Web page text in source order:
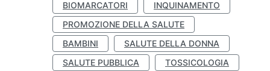
BIOMARCATORI
INQUINAMENTO
PROMOZIONE DELLA SALUTE
BAMBINI
SALUTE DELLA DONNA
SALUTE PUBBLICA
TOSSICOLOGIA